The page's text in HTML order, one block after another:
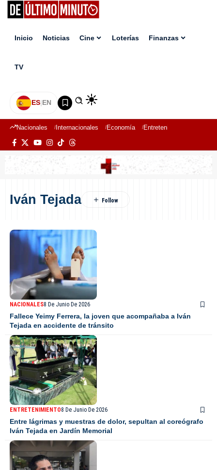
Inicio Noticias Cine Loterías Finanzas
TV
ES|EN
Nacionales Internacionales Economía Entretenimiento
Iván Tejada
NACIONALES8 De Junio De 2026
Fallece Yeimy Ferrera, la joven que acompañaba a Iván
Tejada en accidente de tránsito
ENTRETENIMIENTO8 De Junio De 2026
Entre lágrimas y muestras de dolor, sepultan al coreógrafo
Iván Tejada en Jardín Memorial